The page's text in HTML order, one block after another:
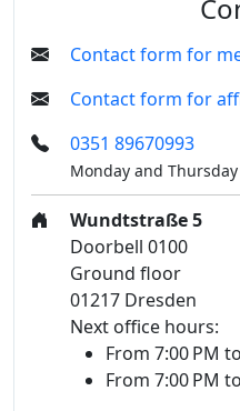
Contact form for
Contact form for
0351 89670993
Monday and
Wundtstraße 5
Doorbell 0100
Ground floor
01217 Dresden
Next office hours:
From 7:00 PM
From 7:00 PM